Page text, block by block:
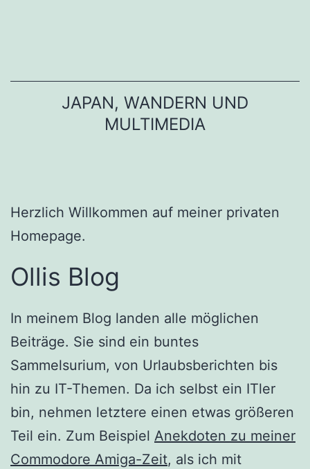
JAPAN, WANDERN UND
MULTIMEDIA
Herzlich Willkommen auf meiner privaten
Homepage.
Ollis Blog
In meinem Blog landen alle möglichen
Beiträge. Sie sind ein buntes
Sammelsurium, von Urlaubsberichten bis
hin zu IT-Themen. Da ich selbst ein ITler
bin, nehmen letztere einen etwas größeren
Teil ein. Zum Beispiel Anekdoten zu meiner
Commodore Amiga-Zeit, als ich mit